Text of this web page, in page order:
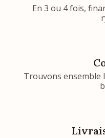
En 3 ou 4 fois,
Trouvons ensemble